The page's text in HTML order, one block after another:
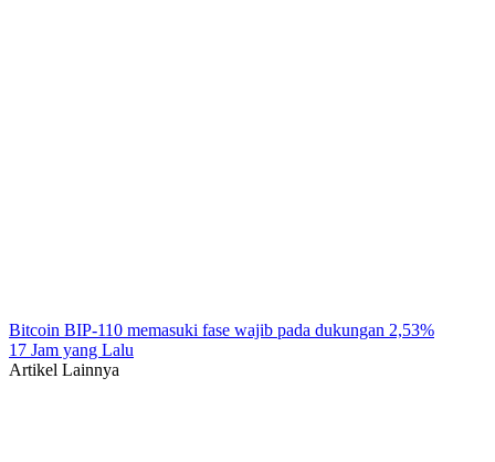
Bitcoin BIP-110 memasuki fase wajib pada dukungan 2,53%
17 Jam yang Lalu
Artikel Lainnya